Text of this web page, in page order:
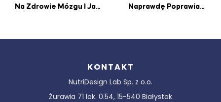
Na Zdrowie Mózgu I Jak
Naprawdę Poprawiają
KONTAKT
NutriDesign Lab Sp. z o.o.
Żurawia 71 lok. 0.54, 15-540 Białystok